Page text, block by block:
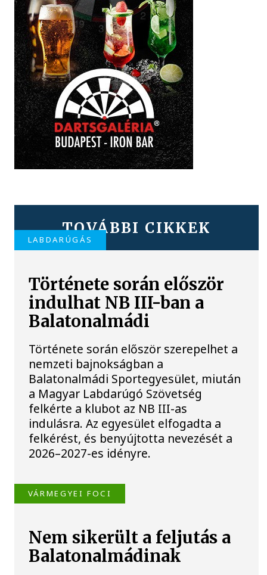
TOVÁBBI CIKKEK
LABDARÚGÁS
Története során először
indulhat NB III-ban a
Balatonalmádi
Története során először szerepelhet a
nemzeti bajnokságban a
Balatonalmádi Sportegyesület, miután
a Magyar Labdarúgó Szövetség
felkérte a klubot az NB III-as
indulásra. Az egyesület elfogadta a
felkérést, és benyújtotta nevezését a
2026–2027-es idényre.
VÁRMEGYEI FOCI
Nem sikerült a feljutás a
Balatonalmádinak